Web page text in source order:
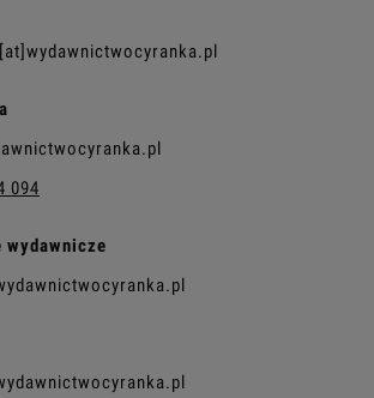
094
wydawnicze